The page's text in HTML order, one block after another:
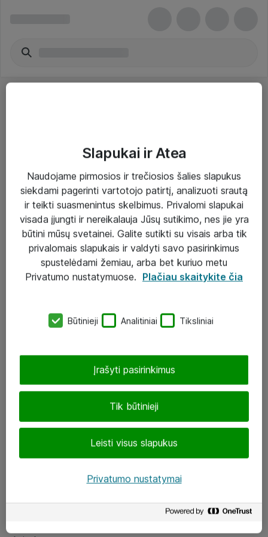
Paslaugos
Sprendimai
Įgyvendinti projektai
Atea ekspertų patarimai verslui
eShop@atea.lt
LinkedIn
Slapukai ir Atea
Naudojame pirmosios ir trečiosios šalies slapukus
siekdami pagerinti vartotojo patirtį, analizuoti srautą
ir teikti suasmenintus skelbimus. Privalomi slapukai
visada įjungti ir nereikalauja Jūsų sutikimo, nes jie yra
būtini mūsų svetainei. Galite sutikti su visais arba tik
privalomais slapukais ir valdyti savo pasirinkimus
spustelėdami žemiau, arba bet kuriuo metu
Privatumo nustatymuose. Plačiau skaitykite čia
Būtinieji Analitiniai Tiksliniai
Tik būtinieji
Leisti visus slapukus
Įrašyti pasirinkimus
Privatumo nustatymai